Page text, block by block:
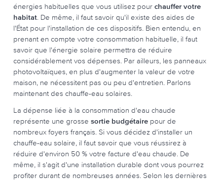
énergies habituelles que vous utilisez pour chauffer votre
habitat. De même, il faut savoir qu'il existe des aides de
l'État pour l'installation de ces dispositifs. Bien entendu, en
prenant en compte votre consommation habituelle, il faut
savoir que l'énergie solaire permettra de réduire
considérablement vos dépenses. Par ailleurs, les panneaux
photovoltaïques, en plus d'augmenter la valeur de votre
maison, ne nécessitent pas ou peu d'entretien. Parlons
maintenant des chauffe-eau solaires.
La dépense liée à la consommation d'eau chaude
représente une grosse sortie budgétaire pour de
nombreux foyers français. Si vous décidez d'installer un
chauffe-eau solaire, il faut savoir que vous réussirez à
réduire d'environ 50 % votre facture d'eau chaude. De
même, il s'agit d'une installation durable dont vous pourrez
profiter durant de nombreuses années. Selon les dernières